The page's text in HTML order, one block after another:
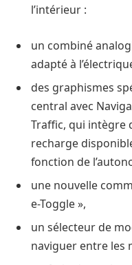
l’intérieur :
un combiné
adapté à
des graphismes
central avec
Traffic, qui intègre
recharge
fonction de
une nouvelle
e-Toggle »,
un sélecteur de
naviguer entre les